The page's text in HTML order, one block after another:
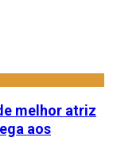
melhor atriz
aos